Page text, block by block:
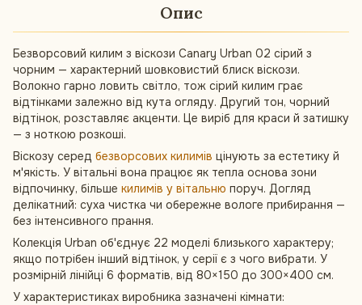
Опис
Безворсовий килим з віскози Canary Urban 02 сірий з
чорним — характерний шовковистий блиск віскози.
Волокно гарно ловить світло, тож сірий килим грає
відтінками залежно від кута огляду. Другий тон, чорний
відтінок, розставляє акценти. Це виріб для краси й затишку
— з ноткою розкоші.
Віскозу серед безворсових килимів цінують за естетику й
м'якість. У вітальні вона працює як тепла основа зони
відпочинку, більше килимів у вітальню поруч. Догляд
делікатний: суха чистка чи обережне вологе прибирання —
без інтенсивного прання.
Колекція Urban об'єднує 22 моделі близького характеру;
якщо потрібен інший відтінок, у серії є з чого вибрати. У
розмірній лінійці 6 форматів, від 80×150 до 300×400 см.
У характеристиках виробника зазначені кімнати: